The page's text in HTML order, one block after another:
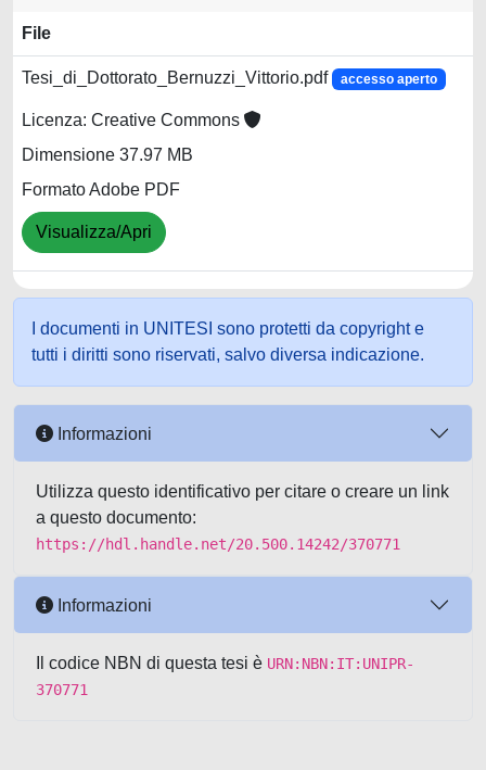
File
Tesi_di_Dottorato_Bernuzzi_Vittorio.pdf accesso aperto
Licenza: Creative Commons
Dimensione 37.97 MB
Formato Adobe PDF
Visualizza/Apri
I documenti in UNITESI sono protetti da copyright e
tutti i diritti sono riservati, salvo diversa indicazione.
Informazioni
Utilizza questo identificativo per citare o creare un link
a questo documento:
https://hdl.handle.net/20.500.14242/370771
Informazioni
Il codice NBN di questa tesi è URN:NBN:IT:UNIPR-
370771